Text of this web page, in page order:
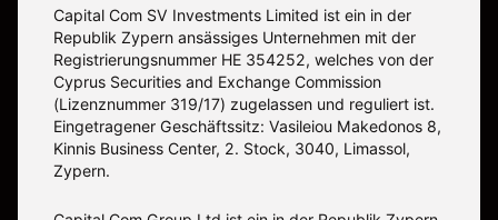
Capital Com SV Investments Limited ist ein in der
Republik Zypern ansässiges Unternehmen mit der
Registrierungsnummer HE 354252, welches von der
Cyprus Securities and Exchange Commission
(Lizenznummer 319/17) zugelassen und reguliert ist.
Eingetragener Geschäftssitz: Vasileiou Makedonos 8,
Kinnis Business Center, 2. Stock, 3040, Limassol,
Zypern.